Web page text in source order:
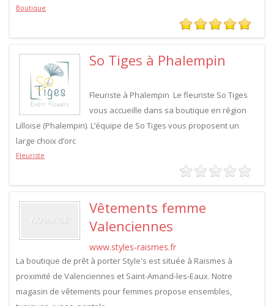
Boutique
So Tiges à Phalempin
Fleuriste à Phalempin Le fleuriste So Tiges
vous accueille dans sa boutique en région
Lilloise (Phalempin). L’équipe de So Tiges vous proposent un
large choix d’orc
Fleuriste
Vêtements femme
Valenciennes
www.styles-raismes.fr
La boutique de prêt à porter Style's est située à Raismes à
proximité de Valenciennes et Saint-Amand-les-Eaux. Notre
magasin de vêtements pour femmes propose ensembles,